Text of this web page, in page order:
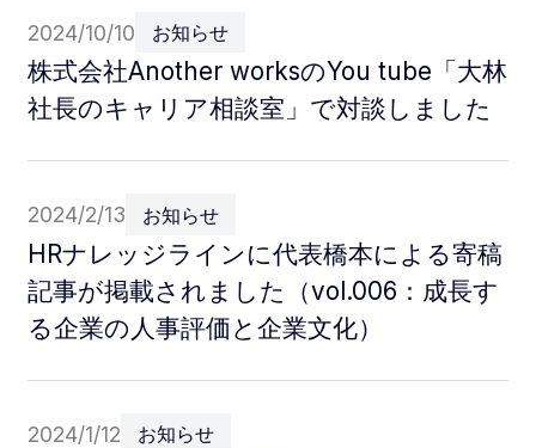
2024/10/10 お知らせ
株式会社Another worksのYou tube「大林
社長のキャリア相談室」で対談しました
2024/2/13 お知らせ
HRナレッジラインに代表橋本による寄稿
記事が掲載されました（vol.006：成長す
る企業の人事評価と企業文化）
2024/1/12 お知らせ